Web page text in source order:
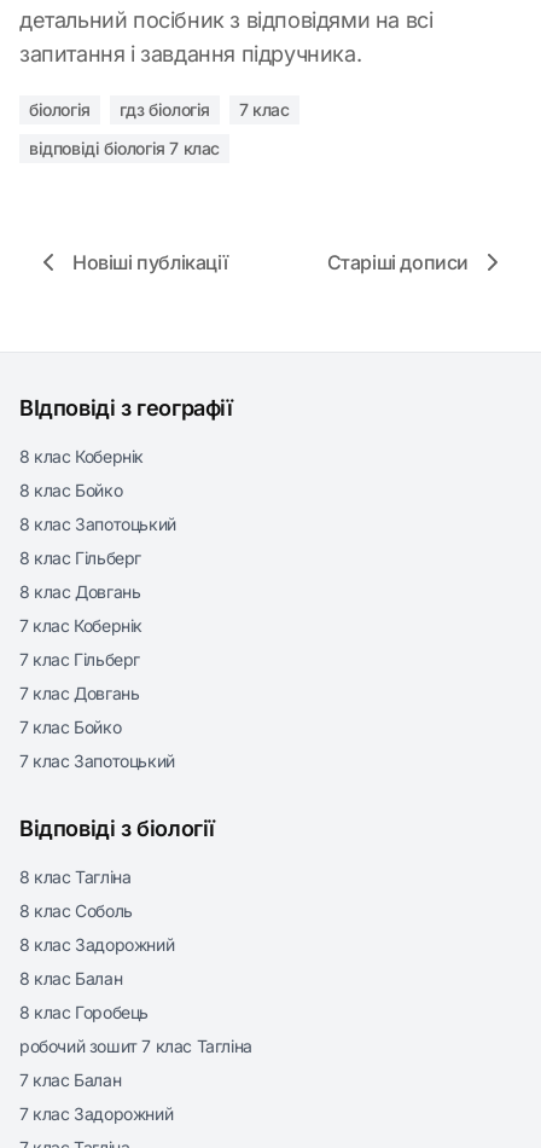
детальний посібник з відповідями на всі
запитання і завдання підручника.
біологія гдз біологія
7 клас
відповіді біологія 7 клас
Новіші публікації Старіші дописи
ВІдповіді з географії
8 клас Кобернік
8 клас Бойко
8 клас Запотоцький
8 клас Гільберг
8 клас Довгань
7 клас Кобернік
7 клас Гільберг
7 клас Довгань
7 клас Бойко
7 клас Запотоцький
Відповіді з біології
8 клас Тагліна
8 клас Соболь
8 клас Задорожний
8 клас Балан
8 клас Горобець
робочий зошит 7 клас Тагліна
7 клас Балан
7 клас Задорожний